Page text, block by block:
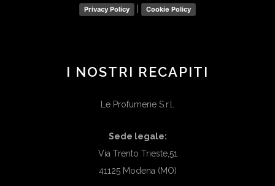
Privacy Policy Cookie Policy
I NOSTRI RECAPITI
Le Profumerie S.r.l.
Sede legale:
Via Trento Trieste,51
41125 Modena (MO)